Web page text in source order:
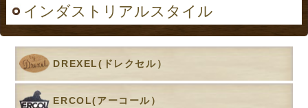
インダストリアルスタイル
DREXEL(ドレクセル）
ERCOL(アーコール）